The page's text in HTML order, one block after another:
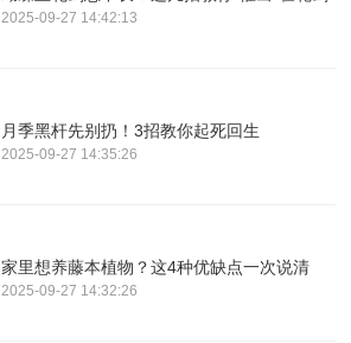
2025-09-27 14:42:13
月季黑杆先别扔！3招教你起死回生
2025-09-27 14:35:26
家里想养藤本植物？这4种优缺点一次说清
2025-09-27 14:32:26